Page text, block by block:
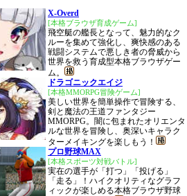
X-Overd
[本格ブラウザ育成ゲーム]
飛空艇の艦長となって、魅力的なク
ルーを集めて強化し、爽快感のある
戦闘システムで悪しき者の脅威から
世界を救う育成型本格ブラウザゲー
ム。
ドラゴニックエイジ
[本格MMORPG冒険ゲーム]
美しい世界を簡単操作で冒険する、
剣と魔法の王道ファンタジー
MMORPG。闇に包まれたオリエンタ
ルな世界を冒険し、奥深いキャラク
ターメイキングを楽しもう！
プロ野球MAX
[本格スポーツ対戦バトル]
実在の選手が「打つ」「投げる」
「走る」！ハイクオリティなグラフ
ィックが楽しめる本格ブラウザ野球